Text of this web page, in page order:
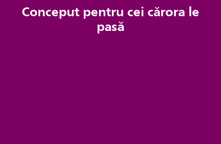
Conceput pentru cei cărora le
pasă